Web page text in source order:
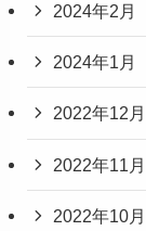
2024年2月
2024年1月
2022年12月
2022年11月
2022年10月